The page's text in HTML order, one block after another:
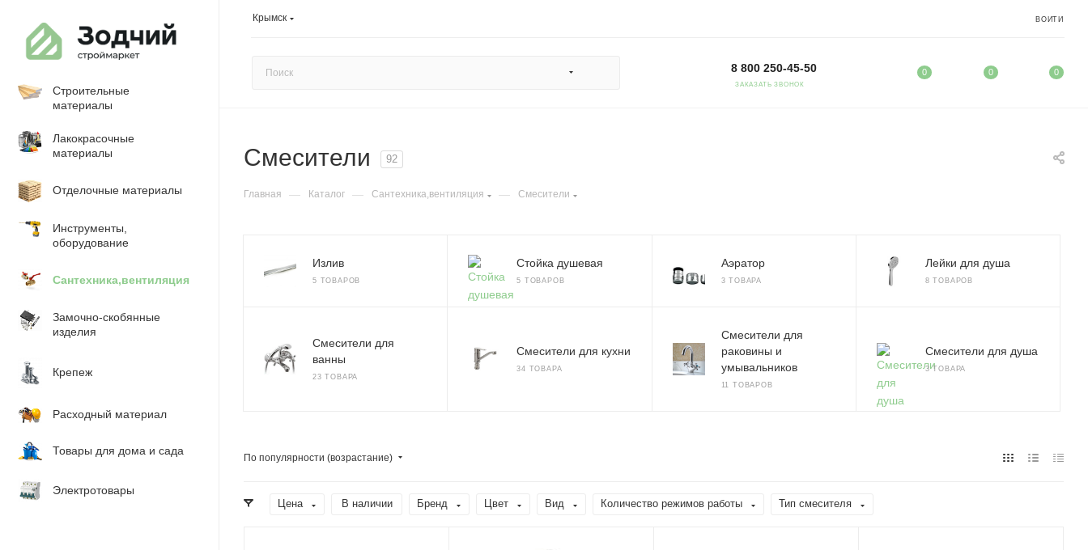
Крымск ВОЙТИ
8 800 250-45-50
ЗАКАЗАТЬ ЗВОНОК
0 0 0
Строительные
материалы
Лакокрасочные
материалы
Отделочные материалы
Инструменты,
оборудование
Сантехника,вентиляция
Замочно-скобянные
изделия
Крепеж
Расходный материал
Товары для дома и сада
Электротовары
Смесители 92
Главная — Каталог — Сантехника,вентиляция — Смесители
Излив
5 ТОВАРОВ
Стойка душевая
5 ТОВАРОВ
Аэратор
3 ТОВАРА
Лейки для душа
8 ТОВАРОВ
Смесители для
ванны
23 ТОВАРА
Смесители для кухни
34 ТОВАРА
Смесители для
раковины и
умывальников
11 ТОВАРОВ
Смесители для душа
3 ТОВАРА
По популярности (возрастание)
Цена В наличии Бренд Цвет Вид Количество режимов работы Тип смесителя